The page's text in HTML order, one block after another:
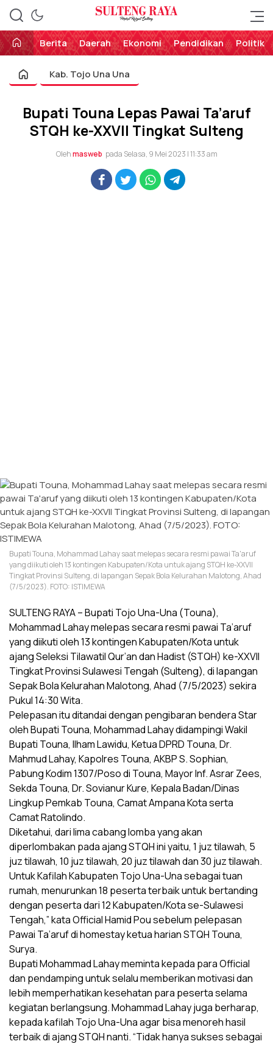
Sulteng Raya
Perekat Rakyat Sulteng
Berita
Daerah Ekonomi Pendidikan Politik
Kab. Tojo Una Una
Bupati Touna Lepas Pawai Ta’aruf
STQH ke-XXVII Tingkat Sulteng
Olehmasweb pada Selasa, 9 Mei 2023 | 11:33 am
Bupati Touna, Mohammad Lahay saat melepas secara resmi pawai Ta'aruf
yang diikuti oleh 13 kontingen Kabupaten/Kota untuk ajang STQH ke-XXVII
Tingkat Provinsi Sulteng, di lapangan Sepak Bola Kelurahan Malotong, Ahad
(7/5/2023). FOTO: ISTIMEWA
SULTENG RAYA – Bupati Tojo Una-Una (Touna),
Mohammad Lahay melepas secara resmi pawai Ta’aruf
yang diikuti oleh 13 kontingen Kabupaten/Kota untuk
ajang Seleksi Tilawatil Qur’an dan Hadist (STQH) ke-XXVII
Tingkat Provinsi Sulawesi Tengah (Sulteng), di lapangan
Sepak Bola Kelurahan Malotong, Ahad (7/5/2023) sekira
Pukul 14:30 Wita.
Pelepasan itu ditandai dengan pengibaran bendera Star
oleh Bupati Touna, Mohammad Lahay didampingi Wakil
Bupati Touna, Ilham Lawidu, Ketua DPRD Touna, Dr.
Mahmud Lahay, Kapolres Touna, AKBP S. Sophian,
Pabung Kodim 1307/Poso di Touna, Mayor Inf. Asrar Zees,
Sekda Touna, Dr. Sovianur Kure, Kepala Badan/Dinas
Lingkup Pemkab Touna, Camat Ampana Kota serta
Camat Ratolindo.
Diketahui, dari lima cabang lomba yang akan
diperlombakan pada ajang STQH ini yaitu, 1 juz tilawah, 5
juz tilawah, 10 juz tilawah, 20 juz tilawah dan 30 juz tilawah.
Untuk Kafilah Kabupaten Tojo Una-Una sebagai tuan
rumah, menurunkan 18 peserta terbaik untuk bertanding
dengan peserta dari 12 Kabupaten/Kota se-Sulawesi
Tengah,” kata Official Hamid Pou sebelum pelepasan
Pawai Ta’aruf di homestay ketua harian STQH Touna,
Surya.
Bupati Mohammad Lahay meminta kepada para Official
dan pendamping untuk selalu memberikan motivasi dan
lebih memperhatikan kesehatan para peserta selama
kegiatan berlangsung. Mohammad Lahay juga berharap,
kepada kafilah Tojo Una-Una agar bisa menoreh hasil
terbaik di ajang STQH nanti. “Tidak hanya sukses sebagai